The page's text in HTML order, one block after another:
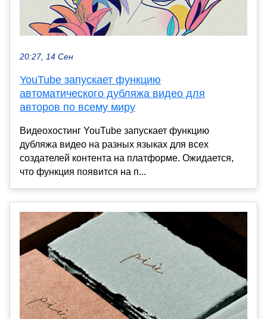
20:27, 14 Сен
YouTube запускает функцию
автоматического дубляжа видео для
авторов по всему миру
Видеохостинг YouTube запускает функцию
дубляжа видео на разных языках для всех
создателей контента на платформе. Ожидается,
что функция появится на п...